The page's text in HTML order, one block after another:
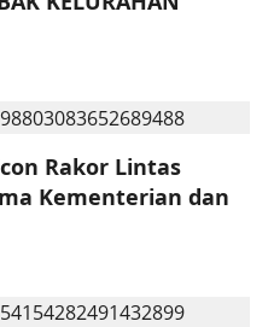
Rakor Lintas
Kementerian dan